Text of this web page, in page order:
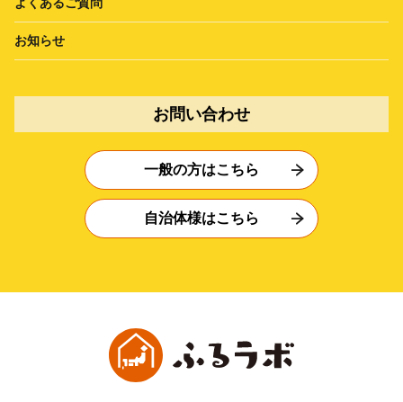
お知らせ
お問い合わせ
一般の方はこちら
自治体様はこちら